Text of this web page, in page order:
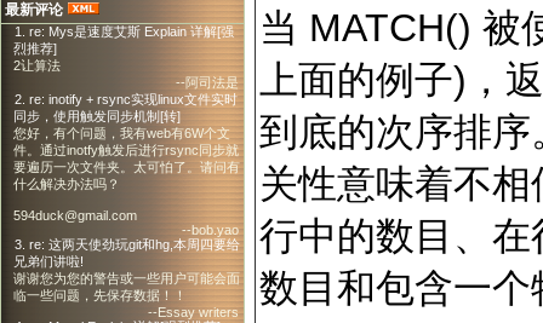
最新评论
1. re: Mys是速度艾斯 Explain 详解[强
烈推荐]
2让算法
--阿司法是
2. re: inotify + rsync实现linux文件实时
同步，使用触发同步机制[转]
您好，有个问题，我有web有6W个文
件。通过inotfy触发后进行rsync同步就
要遍历一次文件夹。太可怕了。请问有
什么解决办法吗？
594duck@gmail.com
--bob.yao
3. re: 这两天使劲玩git和hg,本周四要给
兄弟们讲啦!
谢谢您为您的警告或一些用户可能会面
临一些问题，先保存数据！！
--Essay writers
当 MATCH() 被
上面的例子)，
到底的次序排
关性意味着不
行中的数目、
数目和包含一